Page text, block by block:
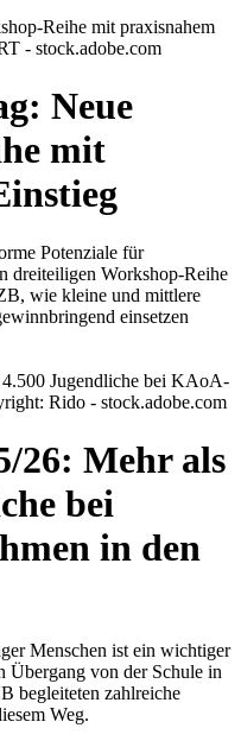
Neue
mit
Potenziale für
dreiteiligen Workshop-Reihe
wie kleine und mittlere
einsetzen
26: Mehr als
bei
in den
Menschen ist ein wichtiger
Übergang von der Schule in
begleiteten zahlreiche
Weg.